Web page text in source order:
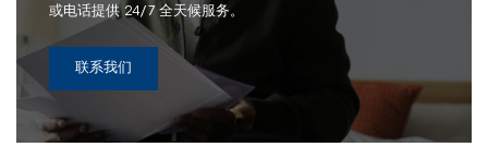
或电话提供 24/7 全天候服务。
联系我们